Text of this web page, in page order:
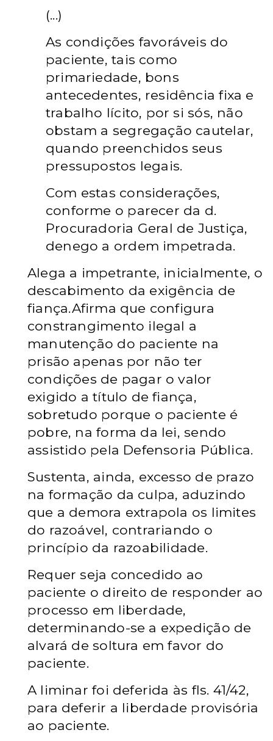
(...)
As condições favoráveis do
paciente, tais como
primariedade, bons
antecedentes, residência fixa e
trabalho lícito, por si sós, não
obstam a segregação cautelar,
quando preenchidos seus
pressupostos legais.
Com estas considerações,
conforme o parecer da d.
Procuradoria Geral de Justiça,
denego a ordem impetrada.
Alega a impetrante, inicialmente, o
descabimento da exigência de
fiança.Afirma que configura
constrangimento ilegal a
manutenção do paciente na
prisão apenas por não ter
condições de pagar o valor
exigido a título de fiança,
sobretudo porque o paciente é
pobre, na forma da lei, sendo
assistido pela Defensoria Pública.
Sustenta, ainda, excesso de prazo
na formação da culpa, aduzindo
que a demora extrapola os limites
do razoável, contrariando o
princípio da razoabilidade.
Requer seja concedido ao
paciente o direito de responder ao
processo em liberdade,
determinando-se a expedição de
alvará de soltura em favor do
paciente.
A liminar foi deferida às fls. 41/42,
para deferir a liberdade provisória
ao paciente.